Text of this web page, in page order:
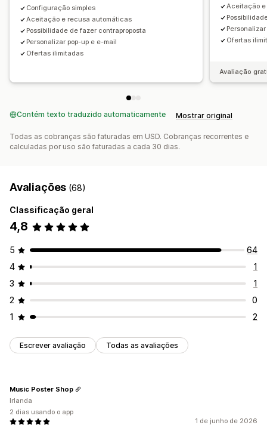
Configuração simples
Aceitação e recusa automáticas
Possibilidade de fazer contraproposta
Personalizar pop-up e e-mail
Ofertas ilimitadas
Aceitação
Ofertas
Avaliação
Contém texto traduzido automaticamente Mostrar original
Todas as cobranças são faturadas em USD. Cobranças recorrentes e
calculadas por uso são faturadas a cada 30 dias.
Avaliações (68)
Classificação geral
4,8
5
64
4
1
3
1
2
0
1
2
Escrever avaliação Todas as avaliações
1 de junho de 2026
Music Poster Shop
Irlanda
2 dias usando o app